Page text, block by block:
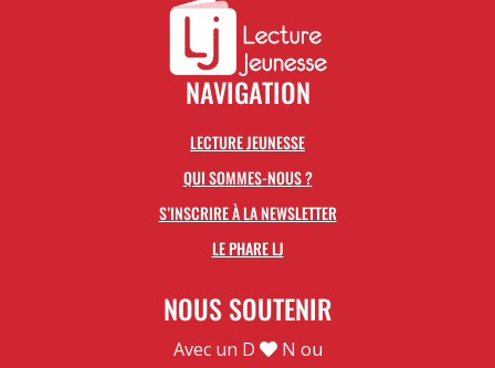
NAVIGATION
LECTURE JEUNESSE
QUI SOMMES-NOUS ?
S’INSCRIRE À LA NEWSLETTER
LE PHARE LJ
NOUS SOUTENIR
Avec un D
N ou